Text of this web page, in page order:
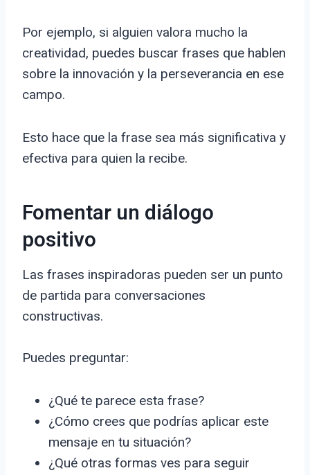
Por ejemplo, si alguien valora mucho la
creatividad, puedes buscar frases que hablen
sobre la innovación y la perseverancia en ese
campo.
Esto hace que la frase sea más significativa y
efectiva para quien la recibe.
Fomentar un diálogo
positivo
Las frases inspiradoras pueden ser un punto
de partida para conversaciones
constructivas.
Puedes preguntar:
¿Qué te parece esta frase?
¿Cómo crees que podrías aplicar este
mensaje en tu situación?
¿Qué otras formas ves para seguir